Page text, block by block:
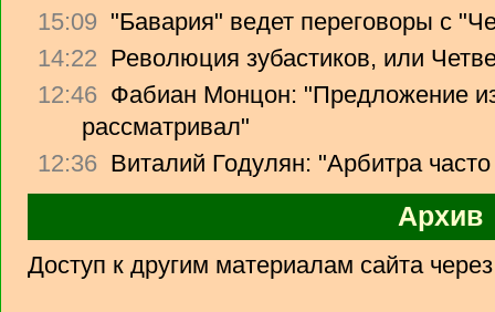
15:09 "Бавария" ведет переговоры с
14:22 Революция зубастиков, или
12:46 Фабиан Монцон: "Предложение
рассматривал"
12:36 Виталий Годулян: "Арбитра
Архив
Доступ к другим материалам сайта